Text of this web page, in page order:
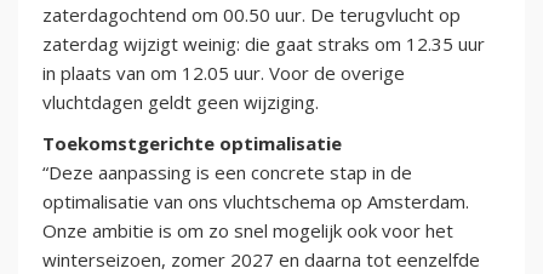
zaterdagochtend om 00.50 uur. De terugvlucht op
zaterdag wijzigt weinig: die gaat straks om 12.35 uur
in plaats van om 12.05 uur. Voor de overige
vluchtdagen geldt geen wijziging.
Toekomstgerichte optimalisatie
“Deze aanpassing is een concrete stap in de
optimalisatie van ons vluchtschema op Amsterdam.
Onze ambitie is om zo snel mogelijk ook voor het
winterseizoen, zomer 2027 en daarna tot eenzelfde